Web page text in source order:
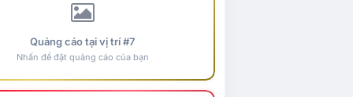
Quảng cáo tại vị trí #7
Nhấn để đặt quảng cáo của bạn